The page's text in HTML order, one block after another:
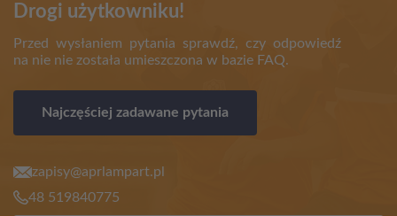
Drogi użytkowniku!
Przed wysłaniem pytania sprawdź, czy odpowiedź
na nie nie została umieszczona w bazie FAQ.
Najczęściej zadawane pytania
zapisy@aprlampart.pl
48 519840775